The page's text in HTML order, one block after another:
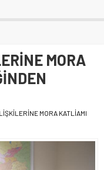
MORA
MORA KATLİAMI